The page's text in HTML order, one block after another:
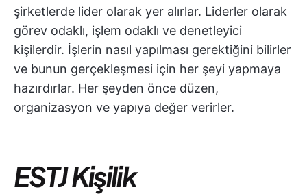
şirketlerde lider olarak yer alırlar. Liderler olarak
görev odaklı, işlem odaklı ve denetleyici
kişilerdir. İşlerin nasıl yapılması gerektiğini bilirler
ve bunun gerçekleşmesi için her şeyi yapmaya
hazırdırlar. Her şeyden önce düzen,
organizasyon ve yapıya değer verirler.
ESTJ Kişilik